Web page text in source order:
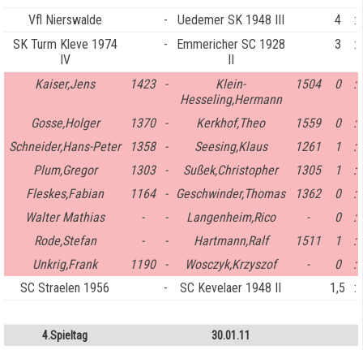
Vfl Nierswalde
- Uedemer SK 1948 III 4
:
SK Turm Kleve 1974
IV
-
Emmericher SC 1928
3 :
Kaiser,Jens 1423 -
Klein-
Hesseling,Hermann
1504 0 :
Gosse,Holger 1370 - Kerkhof,Theo 1559 0
:
Schneider,Hans-Peter
1358 - Seesing,Klaus 1261 1
:
Plum,Gregor
1303 - Sußek,Christopher 1305 1
:
Fleskes,Fabian
1164 - Geschwinder,Thomas 1362 0
:
Walter Mathias
- - Langenheim,Rico - 0
:
Rode,Stefan
- - Hartmann,Ralf 1511 1
:
Unkrig,Frank
1190 - Wosczyk,Krzyszof - 0
:
SC Straelen 1956
- SC Kevelaer 1948 II 1,5 :
4.Spieltag 30.01.11